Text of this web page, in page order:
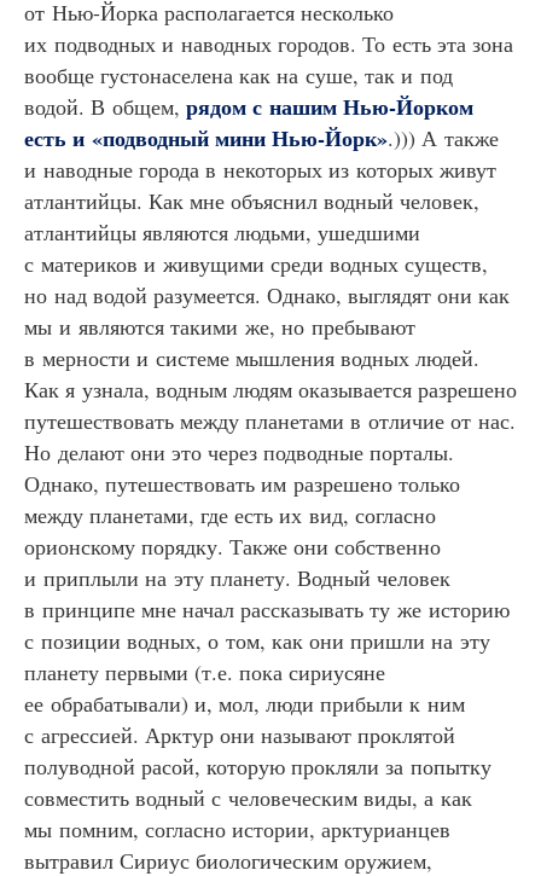
от Нью-Йорка располагается несколько
их подводных и наводных городов. То есть эта зона
вообще густонаселена как на суше, так и под
водой. В общем, рядом с нашим Нью-Йорком
есть и «подводный мини Нью-Йорк».))) А также
и наводные города в некоторых из которых живут
атлантийцы. Как мне объяснил водный человек,
атлантийцы являются людьми, ушедшими
с материков и живущими среди водных существ,
но над водой разумеется. Однако, выглядят они как
мы и являются такими же, но пребывают
в мерности и системе мышления водных людей.
Как я узнала, водным людям оказывается разрешено
путешествовать между планетами в отличие от нас.
Но делают они это через подводные порталы.
Однако, путешествовать им разрешено только
между планетами, где есть их вид, согласно
орионскому порядку. Также они собственно
и приплыли на эту планету. Водный человек
в принципе мне начал рассказывать ту же историю
с позиции водных, о том, как они пришли на эту
планету первыми (т.е. пока сириусяне
ее обрабатывали) и, мол, люди прибыли к ним
с агрессией. Арктур они называют проклятой
полуводной расой, которую прокляли за попытку
совместить водный с человеческим виды, а как
мы помним, согласно истории, арктурианцев
вытравил Сириус биологическим оружием,